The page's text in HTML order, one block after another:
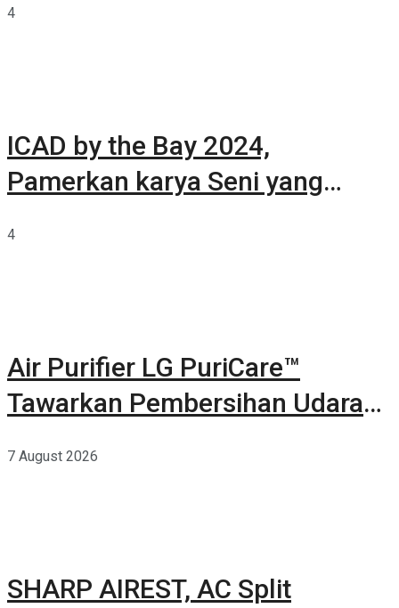
4
ICAD by the Bay 2024,
Pamerkan karya Seni yang
4
Air Purifier LG PuriCare™
Tawarkan Pembersihan Udara
7 August 2026
SHARP AIREST, AC Split